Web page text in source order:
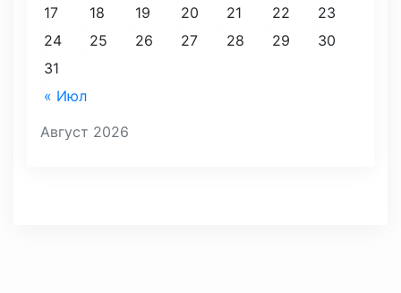
Август 2026
« Июл
17
18 19 20 21 22
23
24
25 26 27 28 29
30
31